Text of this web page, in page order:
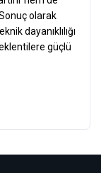
olarak
dayanıklılığı
güçlü